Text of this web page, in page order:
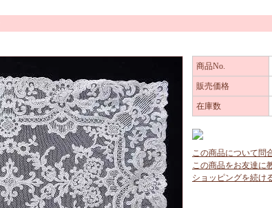
商品No.
販売価格
在庫数
この商品について問
この商品をお友達に
ショッピングを続け